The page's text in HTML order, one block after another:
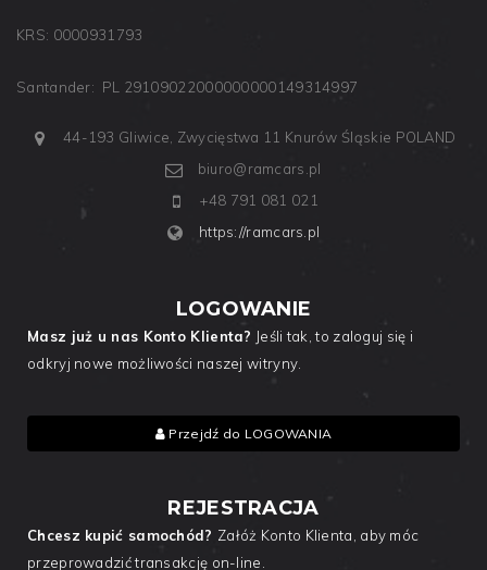
KRS: 0000931793
Santander: PL 29109022000000000149314997
44-193 Gliwice, Zwycięstwa 11 Knurów Śląskie POLAND
biuro@ramcars.pl
+48 791 081 021
https://ramcars.pl
LOGOWANIE
Masz już u nas Konto Klienta? Jeśli tak, to zaloguj się i
odkryj nowe możliwości naszej witryny.
Przejdź do LOGOWANIA
REJESTRACJA
Chcesz kupić samochód? Załóż Konto Klienta, aby móc
przeprowadzić transakcję on-line.